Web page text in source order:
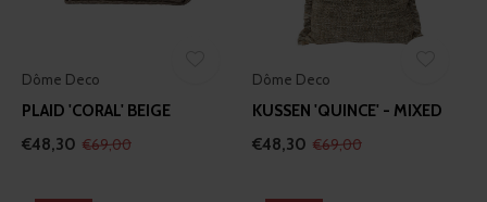
Dôme Deco
PLAID 'CORAL' BEIGE
€48,30 €69,00
Dôme Deco
KUSSEN 'QUINCE' - MIXED
€48,30 €69,00